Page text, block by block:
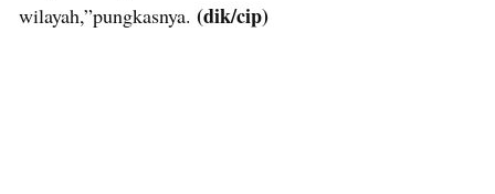
wilayah,”pungkasnya. (dik/cip)